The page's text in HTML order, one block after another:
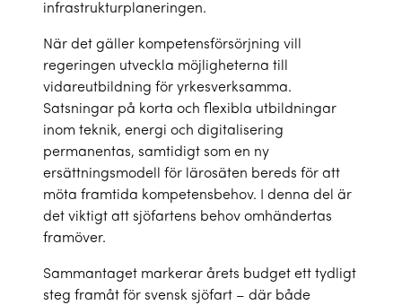
infrastrukturplaneringen.
När det gäller kompetensförsörjning vill
regeringen utveckla möjligheterna till
vidareutbildning för yrkesverksamma.
Satsningar på korta och flexibla utbildningar
inom teknik, energi och digitalisering
permanentas, samtidigt som en ny
ersättningsmodell för lärosäten bereds för att
möta framtida kompetensbehov. I denna del är
det viktigt att sjöfartens behov omhändertas
framöver.
Sammantaget markerar årets budget ett tydligt
steg framåt för svensk sjöfart – där både